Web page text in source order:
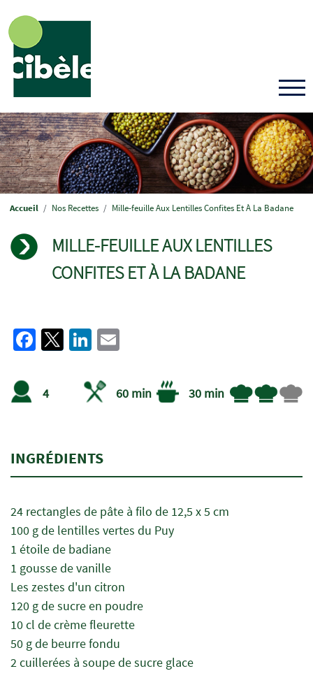
au
contenu
principal
Accueil Nos Recettes Mille-feuille Aux Lentilles Confites Et À La Badane
MILLE-FEUILLE AUX LENTILLES
CONFITES ET À LA BADANE
Facebook
TwitterLinkedIn
4 60 min 30 min
INGRÉDIENTS
24 rectangles de pâte à filo de 12,5 x 5 cm
100 g de lentilles vertes du Puy
1 étoile de badiane
1 gousse de vanille
Les zestes d'un citron
120 g de sucre en poudre
10 cl de crème fleurette
50 g de beurre fondu
2 cuillerées à soupe de sucre glace